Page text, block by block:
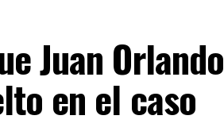
Juan Orlando
en el caso